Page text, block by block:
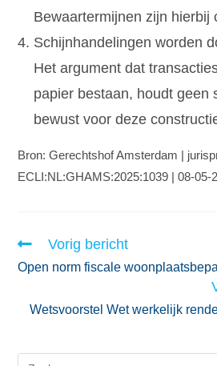
Bewaartermijnen zijn hierbij
Schijnhandelingen worden
Het argument dat
papier bestaan, houdt geen
bewust voor deze
Bron: Gerechtshof Amsterdam |
ECLI:NL:GHAMS:2025:1039 | 08-05-
Vorig bericht
Open norm fiscale
Wetsvoorstel Wet werkelijk